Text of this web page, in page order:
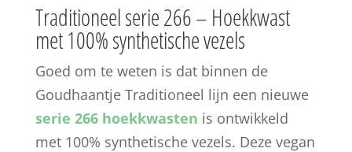
Traditioneel serie 266 – Hoekkwast
met 100% synthetische vezels
Goed om te weten is dat binnen de
Goudhaantje Traditioneel lijn een nieuwe
serie 266 hoekkwasten is ontwikkeld
met 100% synthetische vezels. Deze vegan